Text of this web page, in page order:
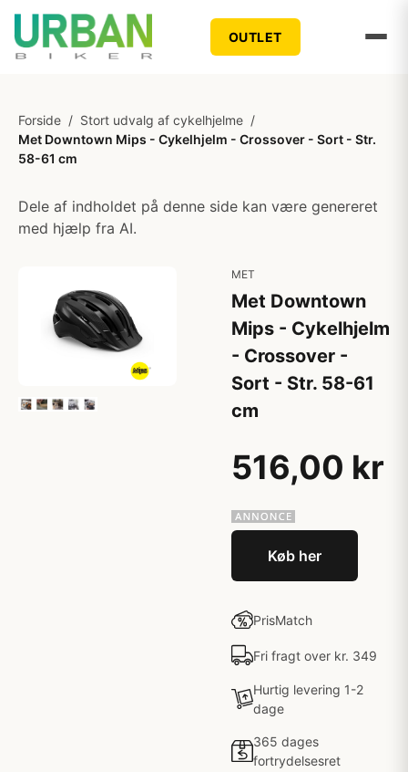
OUTLET
Forside / Stort udvalg af cykelhjelme /
Met Downtown Mips - Cykelhjelm - Crossover - Sort - Str.
58-61 cm
Dele af indholdet på denne side kan være genereret
med hjælp fra AI.
MET
Met Downtown
Mips - Cykelhjelm
- Crossover -
Sort - Str. 58-61
cm
516,00 kr
Køb her
PrisMatch
Fri fragt over kr. 349
Hurtig levering 1-2
dage
365 dages
fortrydelsesret